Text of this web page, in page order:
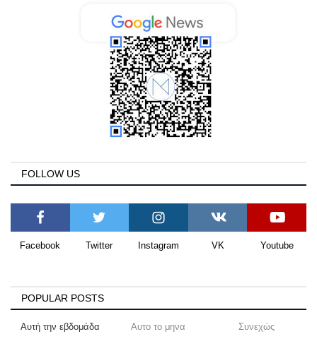
FOLLOW US
Facebook Twitter Instagram VK Youtube
POPULAR POSTS
Αυτή την εβδομάδα Αυτο το μηνα Συνεχώς